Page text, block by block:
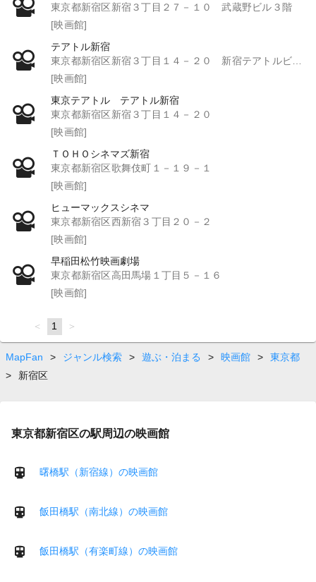
東京都新宿区新宿３丁目２７－１０ 武蔵野ビル３階
[映画館]
テアトル新宿
東京都新宿区新宿３丁目１４－２０ 新宿テアトルビルＢ１
[映画館]
東京テアトル テアトル新宿
東京都新宿区新宿３丁目１４－２０
[映画館]
ＴＯＨＯシネマズ新宿
東京都新宿区歌舞伎町１－１９－１
[映画館]
ヒューマックスシネマ
東京都新宿区西新宿３丁目２０－２
[映画館]
早稲田松竹映画劇場
東京都新宿区高田馬場１丁目５－１６
[映画館]
page
You're
on
page
1 page
MapFan > ジャンル検索 > 遊ぶ・泊まる > 映画館 >
東京都
>
新宿区
東京都新宿区の駅周辺の映画館
曙橋駅（新宿線）の映画館
飯田橋駅（南北線）の映画館
飯田橋駅（有楽町線）の映画館